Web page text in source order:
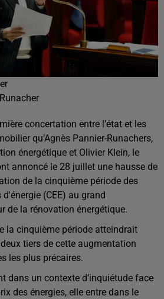
concertation entre l’état et les
qu’Agnès Pannier-Runachers,
énergétique et Olivier Klein, le
annoncé le 28 juillet une hausse de
de la cinquième période des
(CEE) au grand
de la rénovation énergétique.
la cinquième période atteindrait
tiers de cette augmentation
les plus précaires.
dans un contexte d’inquiétude face
des énergies, elle entre dans le